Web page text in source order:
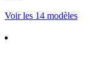
Voir les 14 modèles